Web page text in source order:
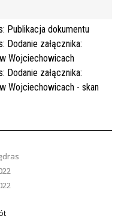
Publikacja dokumentu
Dodanie załącznika:
Wojciechowicach
Dodanie załącznika:
Wojciechowicach - skan